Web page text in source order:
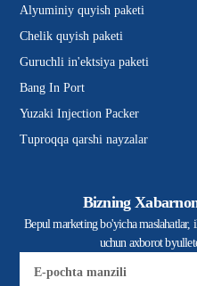
Alyuminiy quyish paketi
Chelik quyish paketi
Guruchli in'ektsiya paketi
Bang In Port
Yuzaki Injection Packer
Tuproqqa qarshi nayzalar
Bizning
Bepul marketing bo'yicha maslahatlar,
uchun axborot
pochta